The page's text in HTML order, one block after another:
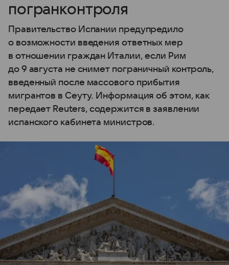
погранконтроля
Правительство Испании предупредило
о возможности введения ответных мер
в отношении граждан Италии, если Рим
до 9 августа не снимет пограничный контроль,
введенный после массового прибытия
мигрантов в Сеуту. Информация об этом, как
передает Reuters, содержится в заявлении
испанского кабинета министров.